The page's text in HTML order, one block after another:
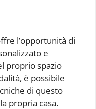
l’opportunità di
e
proprio spazio
è possibile
di questo
propria casa.